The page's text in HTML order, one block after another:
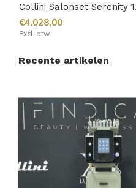
Collini Salonset Serenity
€4.028,00
Excl. btw
Recente artikelen